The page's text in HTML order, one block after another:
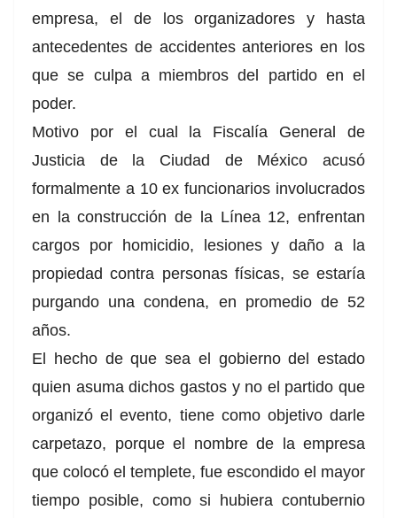
empresa, el de los organizadores y hasta
antecedentes de accidentes anteriores en los
que se culpa a miembros del partido en el
poder.
Motivo por el cual la Fiscalía General de
Justicia de la Ciudad de México acusó
formalmente a 10 ex funcionarios involucrados
en la construcción de la Línea 12, enfrentan
cargos por homicidio, lesiones y daño a la
propiedad contra personas físicas, se estaría
purgando una condena, en promedio de 52
años.
El hecho de que sea el gobierno del estado
quien asuma dichos gastos y no el partido que
organizó el evento, tiene como objetivo darle
carpetazo, porque el nombre de la empresa
que colocó el templete, fue escondido el mayor
tiempo posible, como si hubiera contubernio